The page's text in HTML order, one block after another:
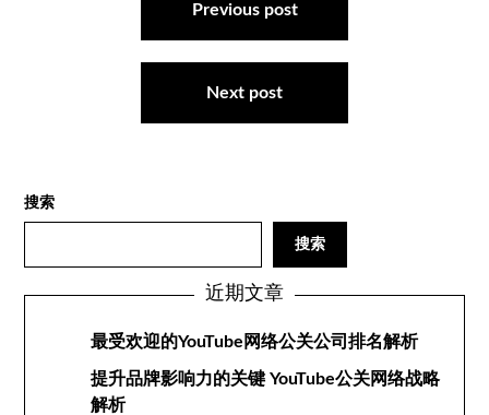
Previous post
Next post
搜索
搜索
近期文章
最受欢迎的YouTube网络公关公司排名解析
提升品牌影响力的关键 YouTube公关网络战略
解析